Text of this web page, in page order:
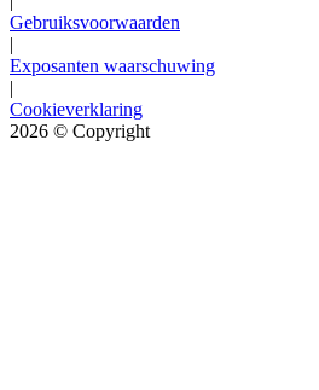
Gebruiksvoorwaarden
|
Exposanten waarschuwing
|
Cookieverklaring
2026 © Copyright